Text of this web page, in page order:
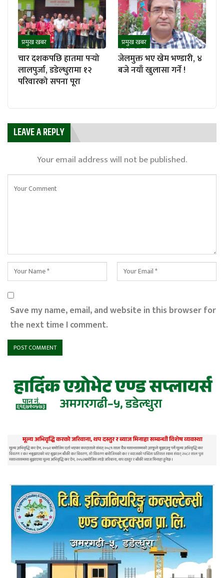
प्रमुख खबर
चार दशकपछि हातमा पर्‍यो
लालपुर्जा, डडेल्धुरामा १२
परिवारको सपना पूरा
प्रमुख खबर
जेलमुक्त भए खेम भण्डारी, ४
बजे नयाँ खुलासा गर्ने !
LEAVE A REPLY
Your email address will not be published.
Save my name, email, and website in this browser for
the next time I comment.